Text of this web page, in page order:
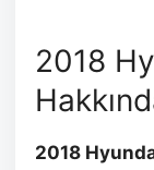
2018
2018